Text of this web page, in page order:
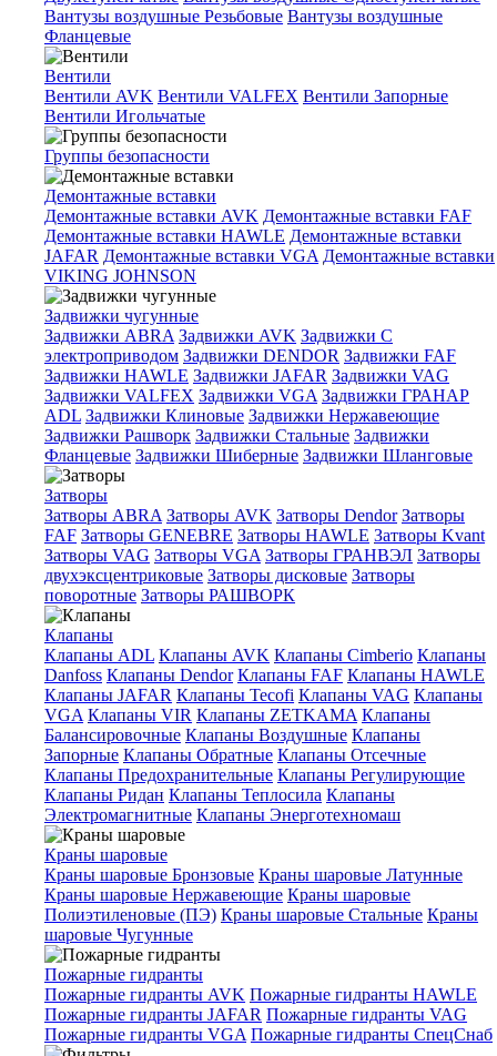
Вантузы воздушные Резьбовые Вантузы воздушные
Фланцевые
Вентили
Вентили AVK Вентили VALFEX Вентили Запорные
Вентили Игольчатые
Группы безопасности
Демонтажные вставки
Демонтажные вставки AVK Демонтажные вставки FAF
Демонтажные вставки HAWLE Демонтажные вставки
JAFAR Демонтажные вставки VGA Демонтажные вставки
VIKING JOHNSON
Задвижки чугунные
Задвижки ABRA Задвижки AVK Задвижки C
электроприводом Задвижки DENDOR Задвижки FAF
Задвижки HAWLE Задвижки JAFAR Задвижки VAG
Задвижки VALFEX Задвижки VGA Задвижки ГРАНАР
ADL Задвижки Клиновые Задвижки Нержавеющие
Задвижки Рашворк Задвижки Стальные Задвижки
Фланцевые Задвижки Шиберные Задвижки Шланговые
Затворы
Затворы ABRA Затворы AVK Затворы Dendor Затворы
FAF Затворы GENEBRE Затворы HAWLE Затворы Kvant
Затворы VAG Затворы VGA Затворы ГРАНВЭЛ Затворы
двухэксцентриковые Затворы дисковые Затворы
поворотные Затворы РАШВОРК
Клапаны
Клапаны ADL Клапаны AVK Клапаны Cimberio Клапаны
Danfoss Клапаны Dendor Клапаны FAF Клапаны HAWLE
Клапаны JAFAR Клапаны Tecofi Клапаны VAG Клапаны
VGA Клапаны VIR Клапаны ZETKAMA Клапаны
Балансировочные Клапаны Воздушные Клапаны
Запорные Клапаны Обратные Клапаны Отсечные
Клапаны Предохранительные Клапаны Регулирующие
Клапаны Ридан Клапаны Теплосила Клапаны
Электромагнитные Клапаны Энерготехномаш
Краны шаровые
Краны шаровые Бронзовые Краны шаровые Латунные
Краны шаровые Нержавеющие Краны шаровые
Полиэтиленовые (ПЭ) Краны шаровые Стальные Краны
шаровые Чугунные
Пожарные гидранты
Пожарные гидранты AVK Пожарные гидранты HAWLE
Пожарные гидранты JAFAR Пожарные гидранты VAG
Пожарные гидранты VGA Пожарные гидранты СпецСнаб